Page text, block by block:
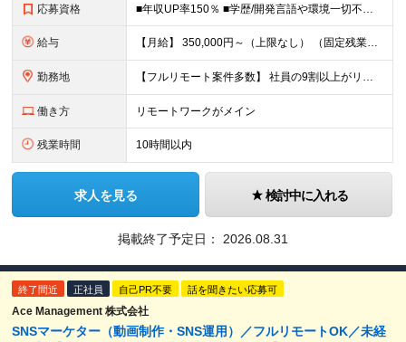
応募資格 ■年収UP率150％ ■学歴/開発言語や環境一切不問 ■第二新卒・既卒歓迎 ■経験浅め・ブランクがある方もOK！ 【必須条件】 インフラエンジニアの実務経験1年以上の方 ★PM/PLへのキャリアU
給与 【月給】 350,000円～（上限なし） （固定残業代20時間分16,600円～を含む） ∟経験やスキルにより、決定いたします。 ∟みなし残業代は、時間外労働の有無に関わらず支給します ∟20時間を超
勤務地 【フルリモート案件多数】 社員の9割以上がリモートワークを導入！ 【勤務地】 自宅／本社オフィス／大阪支社／東京23区内のプロジェクト先への勤務 ・プロジェクト先は、居住地やご自身の希望等を考慮の上
働き方 リモートワークがメイン
残業時間 10時間以内
求人を見る 検討中に入れる
掲載終了予定日： 2026.08.31
終了間近 正社員 自己PR不要 話を聞きたい応募可
Ace Management 株式会社
SNSマーケター（動画制作・SNS運用）／フルリモートOK／未経